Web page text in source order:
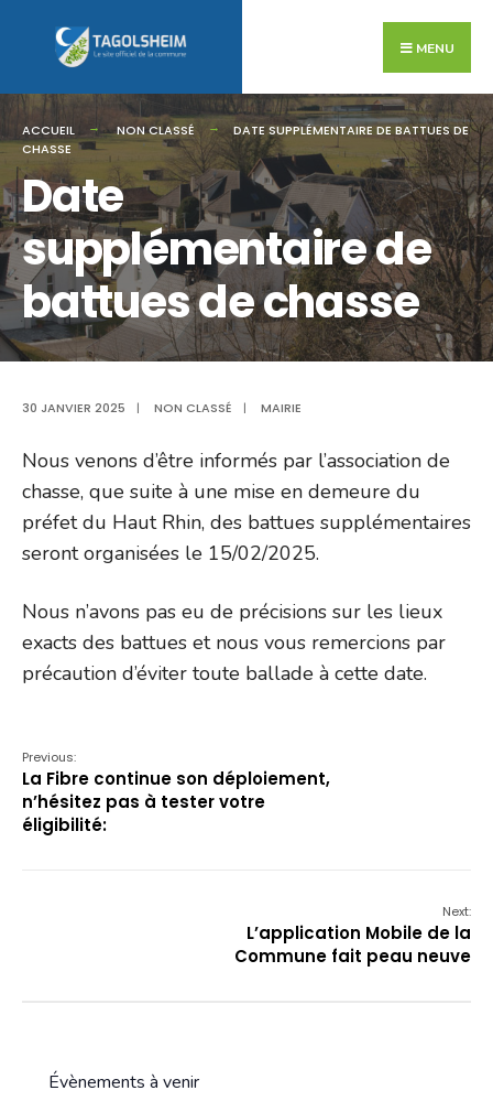
MENU
ACCUEIL NON CLASSÉ
DATE SUPPLÉMENTAIRE DE BATTUES DE
CHASSE
Date
supplémentaire de
battues de chasse
30 JANVIER 2025 | NON CLASSÉ | MAIRIE
Nous venons d’être informés par l’association de
chasse, que suite à une mise en demeure du
préfet du Haut Rhin, des battues supplémentaires
seront organisées le 15/02/2025.
Nous n’avons pas eu de précisions sur les lieux
exacts des battues et nous vous remercions par
précaution d’éviter toute ballade à cette date.
Previous:
La Fibre continue son déploiement,
n’hésitez pas à tester votre
éligibilité:
Next:
L’application Mobile de la
Commune fait peau neuve
Évènements à venir
for: